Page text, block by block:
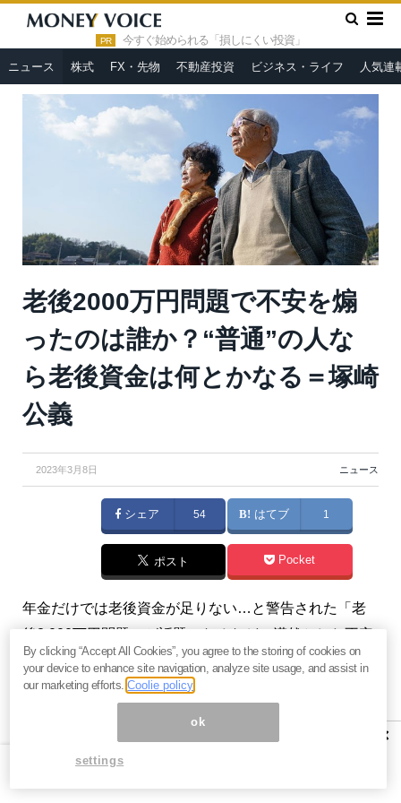
PR 今すぐ始められる「損しにくい投資」
ニュース 株式 FX・先物 不動産投資 ビジネス・ライフ 人気連
HOME » ニュース »
老後2000万円問題で不安を煽ったのは誰
か？“普通”の人なら老後資金は何とかなる＝塚崎公義
老後2000万円問題で不安を煽
ったのは誰か？“普通”の人な
ら老後資金は何とかなる＝塚崎
公義
2023年3月8日 ニュース
シェア 54 はてブ 1
ポスト Pocket
年金だけでは老後資金が足りない…と警告された「老
後2,000万円問題」が話題になるなど、漠然とした不安
を抱えている方は少なくないでしょう。ところが、自
分がいくら年金を受け取れるのか、また老後の生活費
の老後資金は何とかなることがわかります。よく調べ
ずに不安を感じたり、また不安を煽るマスコミの情報
を鵜呑みにする人が多いのです。
×
By clicking “Accept All Cookies”, you agree to the storing of cookies on
your device to enhance site navigation, analyze site usage, and assist in
our marketing efforts.Coolie policy
ok
settings